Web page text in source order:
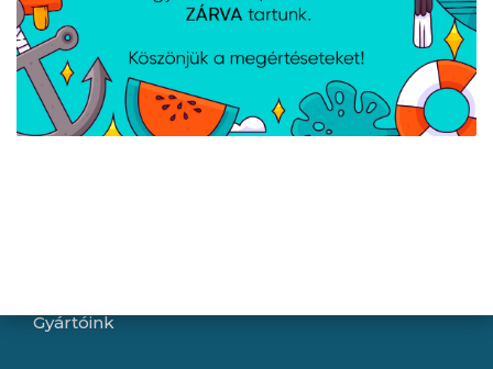
WD 500GB Blue SN5000
M.2 PCIe Gen 4 x4 NVMe
SSD Intenso 240GB High
Performance 2,5" SATA
Gyártóink